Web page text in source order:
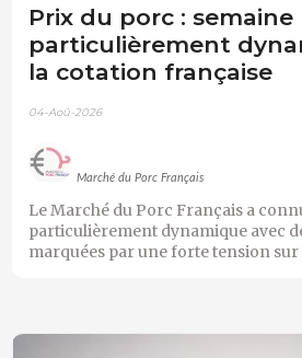
Prix du porc : semaine
particulièrement
la cotation française
04-Aoû-2026
Marché du Porc Français
Le Marché du Porc Français a
particulièrement dynamique avec
marquées par une forte tension sur